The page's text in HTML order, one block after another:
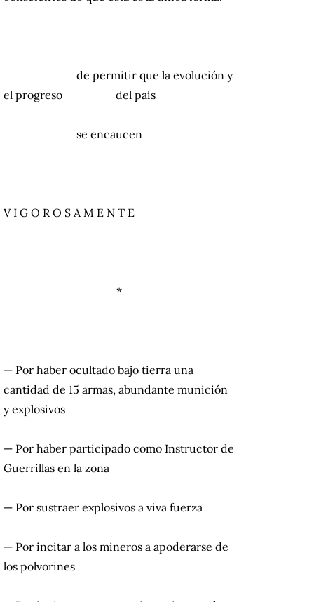
de permitir que la evolución y
el progreso
del país
se encaucen
V I G O R O S A M E N T E
*
— Por haber ocultado bajo tierra una
cantidad de 15 armas, abundante munición
y explosivos
— Por haber participado como Instructor de
Guerrillas en la zona
— Por sustraer explosivos a viva fuerza
— Por incitar a los mineros a apoderarse de
los polvorines